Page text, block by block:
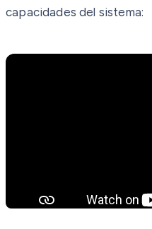
capacidades del sistema: